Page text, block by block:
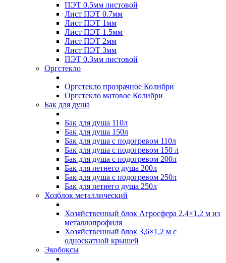
ПЭТ 0.5мм листовой
Лист ПЭТ 0.7мм
Лист ПЭТ 1мм
Лист ПЭТ 1.5мм
Лист ПЭТ 2мм
Лист ПЭТ 3мм
ПЭТ 0.3мм листовой
Оргстекло
Оргстекло прозрачное Колибри
Оргстекло матовое Колибри
Бак для душа
Бак для душа 110л
Бак для душа 150л
Бак для душа с подогревом 110л
Бак для душа с подогревом 150 л
Бак для душа с подогревом 200л
Бак для летнего душа 200л
Бак для душа с подогревом 250л
Бак для летнего душа 250л
Хозблок металлический
Хозяйственный блок Агросфера 2,4×1,2 м из
металлопрофиля
Хозяйственный блок 3,6×1,2 м с
односкатной крышей
Экобоксы